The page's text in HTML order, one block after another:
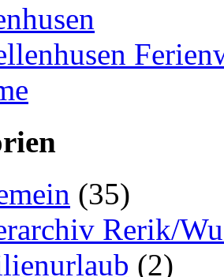
(35)
Rerik/
(2)